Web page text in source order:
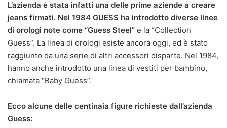
L’azienda è stata infatti una delle prime aziende a creare
jeans firmati. Nel 1984 GUESS ha introdotto diverse linee
di orologi note come “Guess Steel” e la “Collection
Guess”. La linea di orologi esiste ancora oggi, ed è stato
raggiunto da una serie di altri accessori disparte. Nel 1984,
hanno anche introdotto una linea di vestiti per bambino,
chiamata “Baby Guess”.
Ecco alcune delle centinaia figure richieste dall’azienda
Guess: